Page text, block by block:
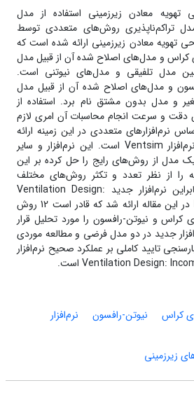
معادن زیرزمینی استفاده از مدل
تراکم‌ناپذیری روش‌های متعددی توسط
تهویه معادن زیرزمینی ارائه شده است که
کراس و مدل‌های اصلاح شده آن از قبیل مدل
مدل تلفیقی و مدل‌های نیوتنی است.
و مدل‌های اصلاح شده آن از قبیل مدل
و مدل بدون مشتق نام برد. استفاده از
دقت و سرعت انجام محاسبات آن امری لازم
نرم‌افزارهای متعددی در این زمینه ارائه
شده که رایج‌ترین آن‌ها نرم‌افزار Ventsim است. این نرم‌افزار و سایر
یک مدل از روش‌های رایج را حل کرده بر این
را از نظر تعدد و تکثر روش‌های مختلف
نمی‌توانند اغنا نمایند. بنابراین نرم‌افزار جدید Ventilation Design:
Incompressible Model در این مقاله ارائه شد که قادر است 12 روش
و نیوتن-رافسون را مورد تحلیل قرار
جدید در دو مدل فرضی و مطالعه موردی
تایید کاملی بر عملکرد صحیح نرم‌افزار
کراس نیوتن-رافسون
نرم‌افزار
زیرزمینی